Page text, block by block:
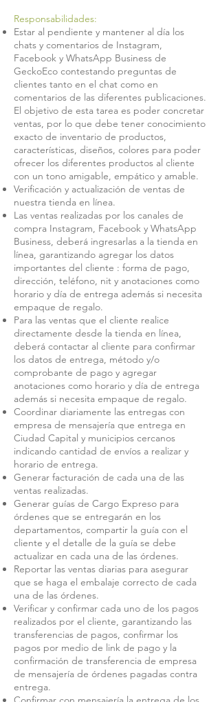
Responsabilidades:
Estar al pendiente y mantener al día los
chats y comentarios de Instagram,
Facebook y WhatsApp Business de
GeckoEco contestando preguntas de
clientes tanto en el chat como en
comentarios de las diferentes publicaciones.
El objetivo de esta tarea es poder concretar
ventas, por lo que debe tener conocimiento
exacto de inventario de productos,
características, diseños, colores para poder
ofrecer los diferentes productos al cliente
con un tono amigable, empático y amable.
Verificación y actualización de ventas de
nuestra tienda en línea.
Las ventas realizadas por los canales de
compra Instagram, Facebook y WhatsApp
Business, deberá ingresarlas a la tienda en
línea, garantizando agregar los datos
importantes del cliente : forma de pago,
dirección, teléfono, nit y anotaciones como
horario y día de entrega además si necesita
empaque de regalo.
Para las ventas que el cliente realice
directamente desde la tienda en línea,
deberá contactar al cliente para confirmar
los datos de entrega, método y/o
comprobante de pago y agregar
anotaciones como horario y día de entrega
además si necesita empaque de regalo.
Coordinar diariamente las entregas con
empresa de mensajería que entrega en
Ciudad Capital y municipios cercanos
indicando cantidad de envíos a realizar y
horario de entrega.
Generar facturación de cada una de las
ventas realizadas.
Generar guías de Cargo Expreso para
órdenes que se entregarán en los
departamentos, compartir la guía con el
cliente y el detalle de la guía se debe
actualizar en cada una de las órdenes.
Reportar las ventas diarias para asegurar
que se haga el embalaje correcto de cada
una de las órdenes.
Verificar y confirmar cada uno de los pagos
realizados por el cliente, garantizando las
transferencias de pagos, confirmar los
pagos por medio de link de pago y la
confirmación de transferencia de empresa
de mensajería de órdenes pagadas contra
entrega.